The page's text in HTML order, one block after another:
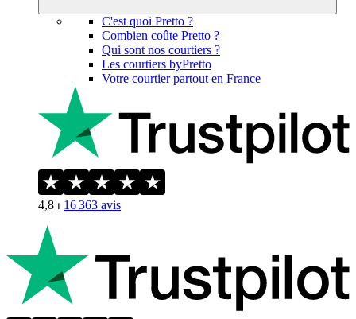
C'est quoi Pretto ?
Combien coûte Pretto ?
Qui sont nos courtiers ?
Les courtiers byPretto
Votre courtier partout en France
4,8 ⏐ 16 363 avis